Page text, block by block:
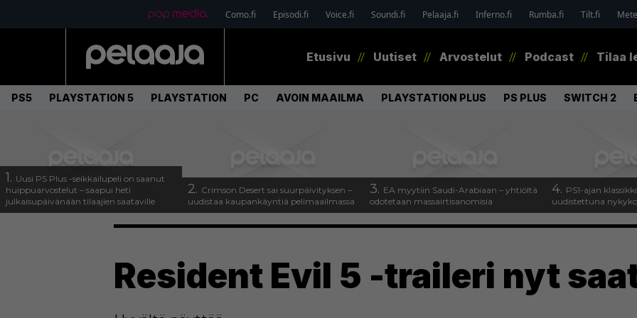
Como.fi Episodi.fi Voice.fi Soundi.fi Pelaaja.fi Inferno.fi Rumba.fi Tilt.fi
Etusivu Uutiset Arvostelut Podcast Tilaa
PS5 PLAYSTATION 5 PLAYSTATION PC AVOIN MAAILMA PLAYSTATION PLUS PS PLUS SWITCH 2
1. Uusi PS Plus -seikkailupeli on saanut
huippuarvostelut – saapui heti
julkaisupäivänään tilaajien saataville
2. Crimson Desert sai suurpäivityksen –
uudistaa kaupankäyntiä pelimaailmassa
3. EA myytiin Saudi-Arabiaan – yhtiöltä
odotetaan massairtisanomisia
4. PS1-ajan
uudistettuna
Resident Evil 5 -traileri nyt